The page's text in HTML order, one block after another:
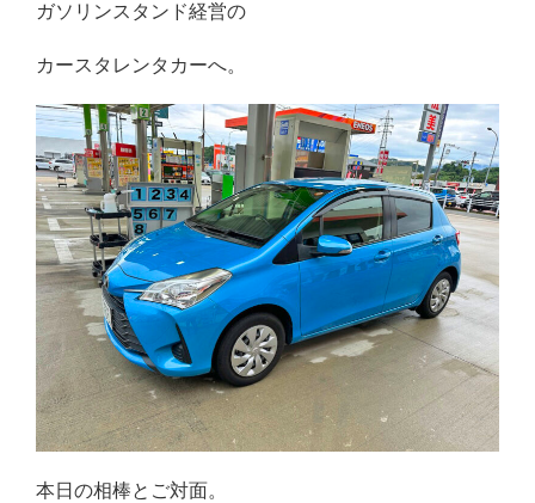
ガソリンスタンド経営の
カースタレンタカーへ。
本日の相棒とご対面。